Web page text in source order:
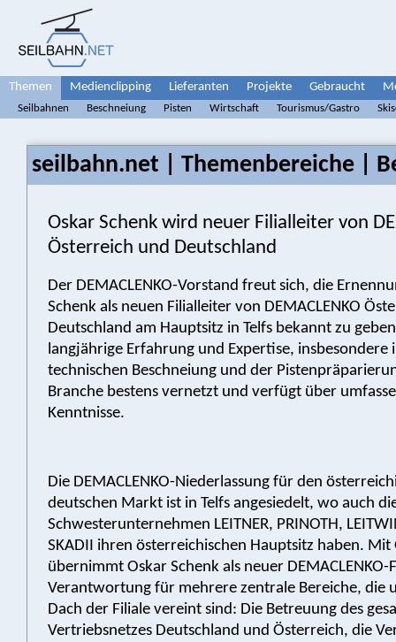
Themen Medienclipping Lieferanten Projekte Gebraucht
Seilbahnen Beschneiung Pisten Wirtschaft Tourismus/Gastro
seilbahn.net | Themenbereiche |
Oskar Schenk wird neuer Filialleiter von
Österreich und Deutschland
Der DEMACLENKO-Vorstand freut sich, die
Schenk als neuen Filialleiter von DEMACLENKO
Deutschland am Hauptsitz in Telfs bekannt zu
langjährige Erfahrung und Expertise, insbesondere
technischen Beschneiung und der
Branche bestens vernetzt und verfügt über
Kenntnisse.
Die DEMACLENKO-Niederlassung für den
deutschen Markt ist in Telfs angesiedelt, wo auch
Schwesterunternehmen LEITNER, PRINOTH,
SKADII ihren österreichischen Hauptsitz haben.
übernimmt Oskar Schenk als neuer
Verantwortung für mehrere zentrale Bereiche, die
Dach der Filiale vereint sind: Die Betreuung des
Vertriebsnetzes Deutschland und Österreich, die